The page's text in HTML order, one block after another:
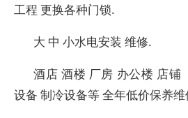
工程 更换各种门锁.
大 中 小水电安装 维修.
酒店 酒楼 厂房 办公楼 店铺
设备 制冷设备等 全年低价保养